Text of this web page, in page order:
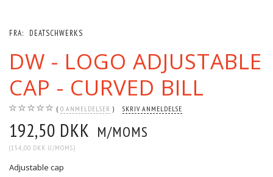
FRA: DEATSCHWERKS
DW - LOGO ADJUSTABLE
CAP - CURVED BILL
0 ANMELDELSER SKRIV ANMELDELSE
192,50 DKK M/MOMS
(154,00 DKK U/MOMS)
Adjustable cap